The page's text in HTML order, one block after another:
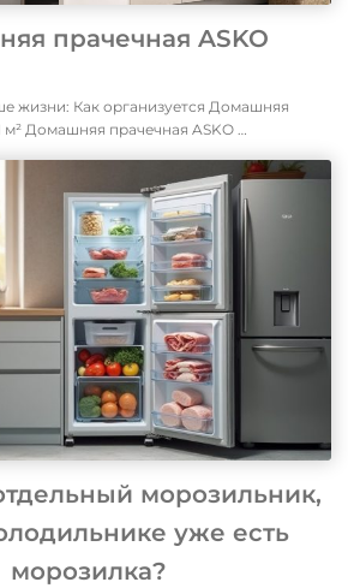
прачечная ASKO
жизни: Как организуется Домашняя
м² Домашняя прачечная ASKO …
морозильник,
уже есть
морозилка?